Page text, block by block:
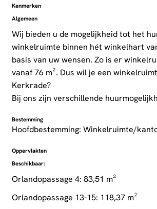
Kenmerken
Algemeen
Wij bieden u de mogelijkheid tot het
winkelruimte binnen hét winkelhart
basis van uw wensen. Zo is er
vanaf 76 m². Dus wil je een
Kerkrade?
Bij ons zijn verschillende
Bestemming
Hoofdbestemming: Winkelruimte/
Oppervlakten
Beschikbaar:
Orlandopassage 4: 83,51 m²
Orlandopassage 13-15: 118,37 m²